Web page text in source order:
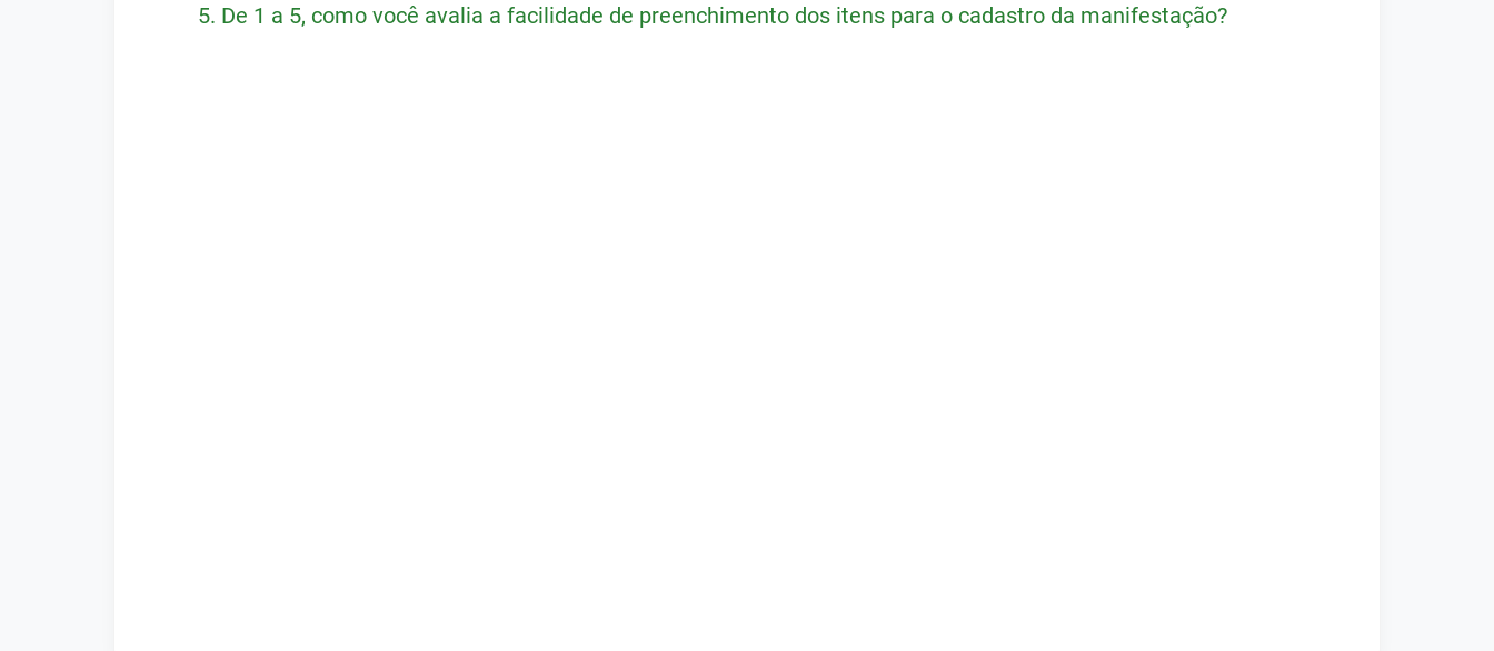
5. De 1 a 5, como você avalia a facilidade de preenchimento dos itens para o cadastro da manifestação?